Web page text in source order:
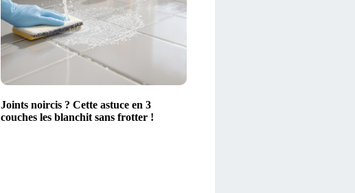
Joints noircis ? Cette astuce en 3
couches les blanchit sans frotter !